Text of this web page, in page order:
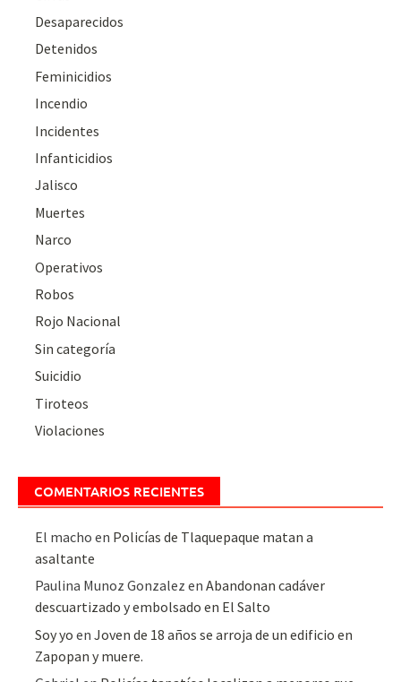
Desaparecidos
Detenidos
Feminicidios
Incendio
Incidentes
Infanticidios
Jalisco
Muertes
Narco
Operativos
Robos
Rojo Nacional
Sin categoría
Suicidio
Tiroteos
Violaciones
COMENTARIOS RECIENTES
El macho en Policías de Tlaquepaque matan a
asaltante
Paulina Munoz Gonzalez enAbandonan cadáver
descuartizado y embolsado en El Salto
Soy yo enJoven de 18 años se arroja de un edificio en
Zapopan y muere.